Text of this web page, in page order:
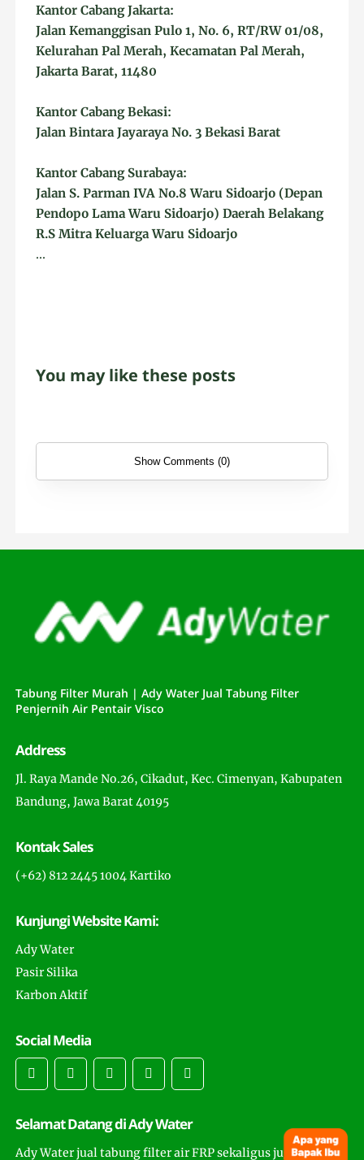
Kantor Cabang Jakarta:
Jalan Kemanggisan Pulo 1, No. 6, RT/RW 01/08,
Kelurahan Pal Merah, Kecamatan Pal Merah,
Jakarta Barat, 11480
Kantor Cabang Bekasi:
Jalan Bintara Jayaraya No. 3 Bekasi Barat
Kantor Cabang Surabaya:
Jalan S. Parman IVA No.8 Waru Sidoarjo (Depan
Pendopo Lama Waru Sidoarjo) Daerah Belakang
R.S Mitra Keluarga Waru Sidoarjo
...
You may like these posts
Show Comments (0)
Tabung Filter Murah | Ady Water Jual Tabung Filter
Penjernih Air Pentair Visco
Address
Jl. Raya Mande No.26, Cikadut, Kec. Cimenyan, Kabupaten
Bandung, Jawa Barat 40195
Kontak Sales
(+62) 812 2445 1004 Kartiko
Kunjungi Website Kami:
Ady Water
Pasir Silika
Karbon Aktif
Social Media
Selamat Datang di Ady Water
Ady Water jual tabung filter air FRP sekaligus juga